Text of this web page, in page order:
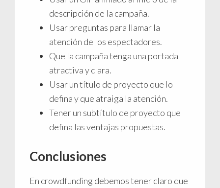
descripción de la campaña.
Usar preguntas para llamar la
atención de los espectadores.
Que la campaña tenga una portada
atractiva y clara.
Usar un título de proyecto que lo
defina y que atraiga la atención.
Tener un subtítulo de proyecto que
defina las ventajas propuestas.
Conclusiones
En crowdfunding debemos tener claro que